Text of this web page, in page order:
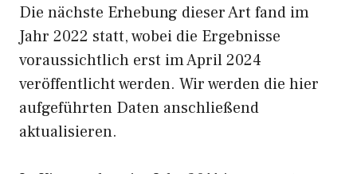
Die nächste Erhebung dieser Art fand im
Jahr 2022 statt, wobei die Ergebnisse
voraussichtlich erst im April 2024
veröffentlicht werden. Wir werden die hier
aufgeführten Daten anschließend
aktualisieren.